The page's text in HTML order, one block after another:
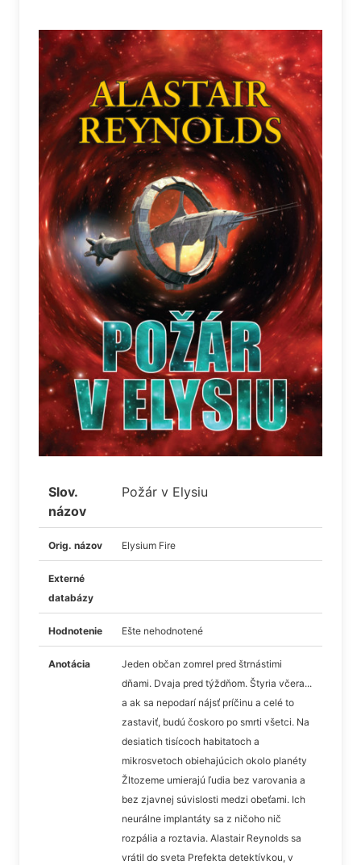
Slov.
názov
Požár v Elysiu
Orig. názov Elysium Fire
Externé
databázy
Hodnotenie Ešte nehodnotené
Anotácia
Jeden občan zomrel pred štrnástimi
dňami. Dvaja pred týždňom. Štyria včera...
a ak sa nepodarí nájsť príčinu a celé to
zastaviť, budú čoskoro po smrti všetci. Na
desiatich tisícoch habitatoch a
mikrosvetoch obiehajúcich okolo planéty
Žltozeme umierajú ľudia bez varovania a
bez zjavnej súvislosti medzi obeťami. Ich
neurálne implantáty sa z ničoho nič
rozpália a roztavia. Alastair Reynolds sa
vrátil do sveta Prefekta detektívkou, v